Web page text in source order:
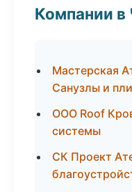
Компании в
Мастерская
Санузлы и
ООО Roof
системы
СК Проект